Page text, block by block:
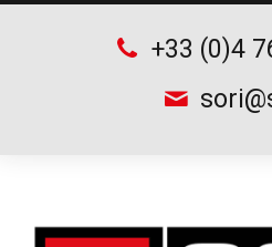
+33 (0)4